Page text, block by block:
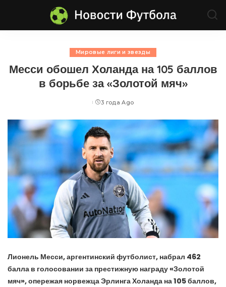
Мировые лиги и звезды
Месси обошел Холанда на 105 баллов
в борьбе за «Золотой мяч»
Posted
3 года Ago
Лионель Месси, аргентинский футболист, набрал 462
балла в голосовании за престижную награду «Золотой
мяч», опережая норвежца Эрлинга Холанда на 105 баллов,